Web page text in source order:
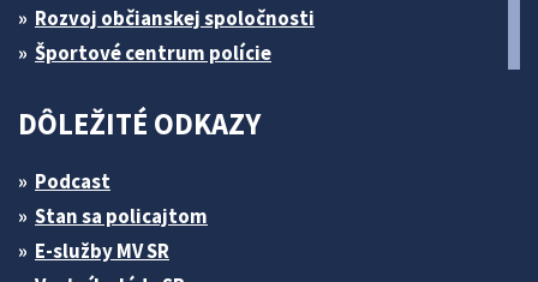
Rozvoj občianskej spoločnosti
Športové centrum polície
DÔLEŽITÉ ODKAZY
Podcast
Stan sa policajtom
E-služby MV SR